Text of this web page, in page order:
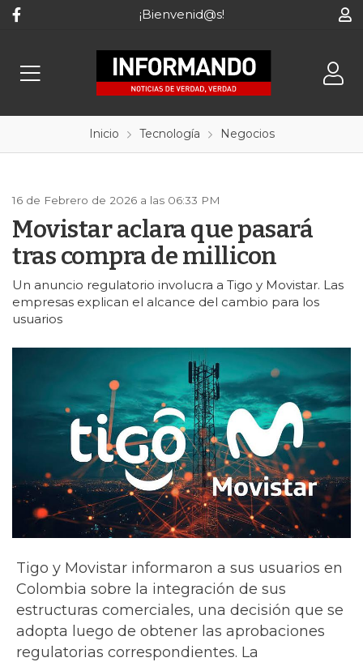
¡Bienvenid@s!
Inicio Tecnología Negocios
16 de Febrero de 2026 a las 06:33 PM
Movistar aclara que pasará
tras compra de millicon
Un anuncio regulatorio involucra a Tigo y Movistar. Las
empresas explican el alcance del cambio para los
usuarios
Tigo y Movistar informaron a sus usuarios en
Colombia sobre la integración de sus
estructuras comerciales, una decisión que se
adopta luego de obtener las aprobaciones
regulatorias correspondientes. La